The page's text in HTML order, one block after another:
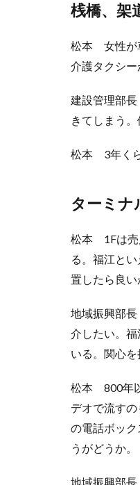
桟橋、架
松本 女性が
介護タクシー
建設管理部
きてしまう
松本 3年くら
ターミナ
松本 1Fは売
る。福江と
置したら良い
地域振興部
介したい。
いる。関心を
松本 800年
デオで流す
の電話ボッ
うがどうか。
地域振興部